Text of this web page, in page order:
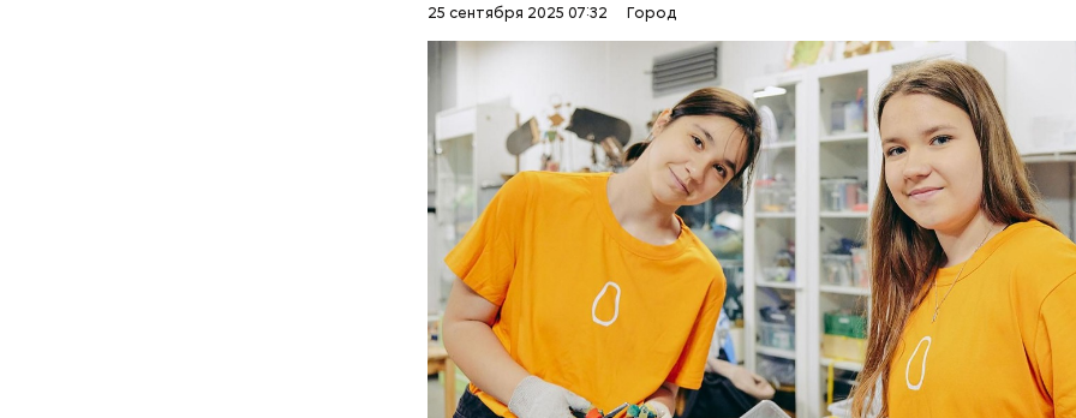
25 сентября 2025 07:32 Город
подборки скидок и самые выгодные предложения, которые
на данный момент.
«Поколение соло»: что стоит
за желанием молодежи жить
с фокусом «на себя»
Прохлада после
будет погода в
второй неделе